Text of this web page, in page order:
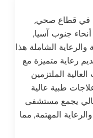
في قطاع صحي,
جنوب آسيا,
الشاملة هذا
رعاية متميزة مع
الملتزمين
طبية عالية
يجمع مستشفى
المهتمة, مما